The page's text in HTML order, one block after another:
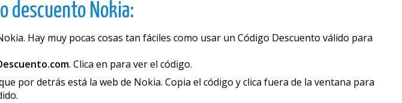
descuento Nokia:
Hay muy pocas cosas tan fáciles como usar un Código Descuento válido para
. Clica en para ver el código.
por detrás está la web de Nokia. Copia el código y clica fuera de la ventana para